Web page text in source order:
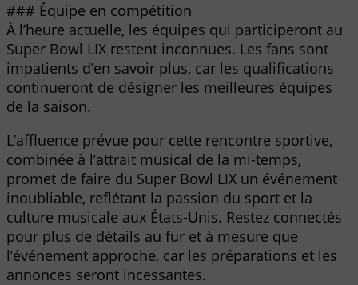
### Équipe en compétition
À l’heure actuelle, les équipes qui participeront au
Super Bowl LIX restent inconnues. Les fans sont
impatients d’en savoir plus, car les qualifications
continueront de désigner les meilleures équipes
de la saison.
L’affluence prévue pour cette rencontre sportive,
combinée à l’attrait musical de la mi-temps,
promet de faire du Super Bowl LIX un événement
inoubliable, reflétant la passion du sport et la
culture musicale aux États-Unis. Restez connectés
pour plus de détails au fur et à mesure que
l’événement approche, car les préparations et les
annonces seront incessantes.